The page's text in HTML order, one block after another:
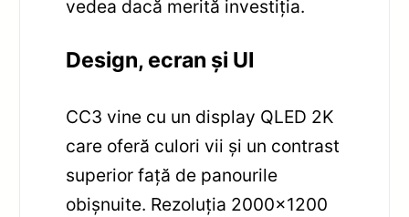
vedea dacă merită investiția.
Design, ecran și UI
CC3 vine cu un display QLED 2K
care oferă culori vii și un contrast
superior față de panourile
obișnuite. Rezoluția 2000×1200